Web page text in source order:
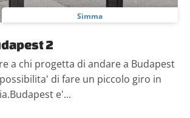
Simma
2
a chi progetta di andare a Budapest
di fare un piccolo giro in
e'...